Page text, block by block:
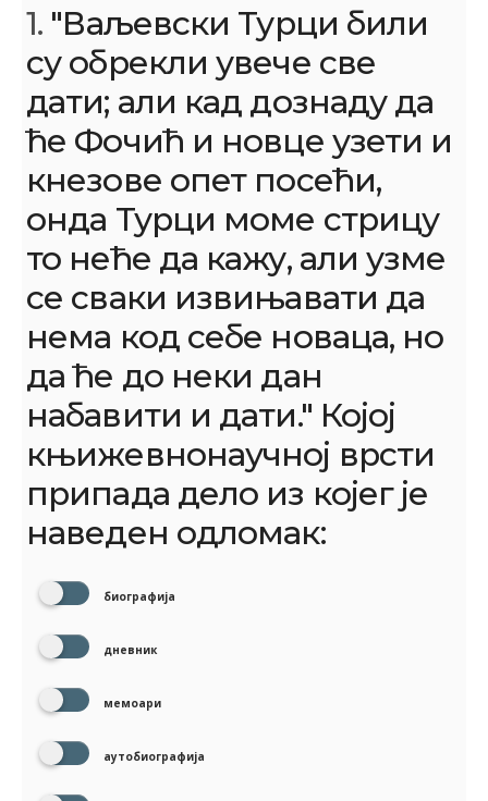
1. "Ваљевски Турци били
су обрекли увече све
дати; али кад дознаду да
ће Фочић и новце узети и
кнезове опет посећи,
онда Турци моме стрицу
то неће да кажу, али узме
се сваки извињавати да
нема код себе новаца, но
да ће до неки дан
набавити и дати." Којој
књижевнонаучној врсти
припада дело из којег је
наведен одломак:
биографија
дневник
мемоари
аутобиографија